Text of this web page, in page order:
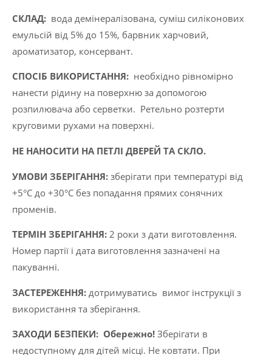
кількість
CКЛАД: вода демінералізована, суміш силіконових
емульсій від 5% до 15%, барвник харчовий,
ароматизатор, консервант.
СПОСІБ ВИКОРИСТАННЯ: необхідно рівномірно
нанести рідину на поверхню за допомогою
розпилювача або серветки. Ретельно розтерти
круговими рухами на поверхні.
НЕ НАНОСИТИ НА ПЕТЛІ ДВЕРЕЙ ТА СКЛО.
УМОВИ ЗБЕРІГАННЯ: зберігати при температурі від
+5°C до +30°C без попадання прямих сонячних
променів.
ТЕРМІН ЗБЕРІГАННЯ: 2 роки з дати виготовлення.
Номер партії і дата виготовлення зазначені на
пакуванні.
ЗАСТЕРЕЖЕННЯ: дотримуватись вимог інструкції з
використання та зберігання.
ЗАХОДИ БЕЗПЕКИ: Обережно! Зберігати в
недоступному для дітей місці. Не ковтати. При